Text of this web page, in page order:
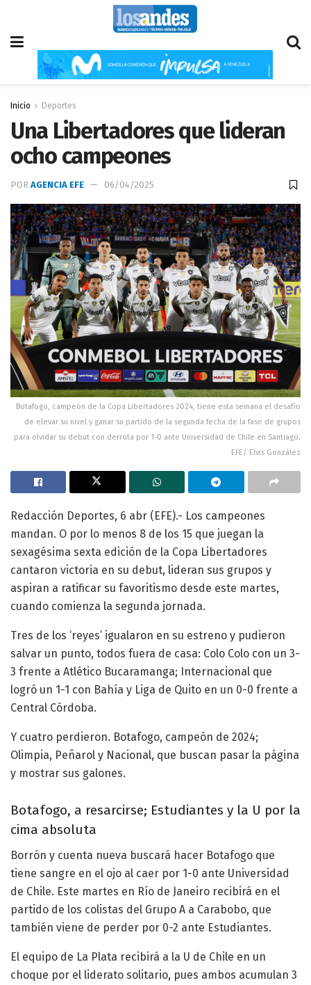
Inicio Deportes
Una Libertadores que lideran
ocho campeones
POR AGENCIA EFE 06/04/2025
Botafogo, campeón de la Copa Libertadores 2024, tiene esta semana el desafío
de elevar su nivel y ganar su partido de la segunda fecha de la fase de grupos
para olvidar su debut con derrota por 1-0 ante Universidad de Chile en Santiago.
EFE/ Elvis González
Redacción Deportes, 6 abr (EFE).- Los campeones
mandan. O por lo menos 8 de los 15 que juegan la
sexagésima sexta edición de la Copa Libertadores
cantaron victoria en su debut, lideran sus grupos y
aspiran a ratificar su favoritismo desde este martes,
cuando comienza la segunda jornada.
Tres de los ‘reyes’ igualaron en su estreno y pudieron
salvar un punto, todos fuera de casa: Colo Colo con un 3-
3 frente a Atlético Bucaramanga; Internacional que
logró un 1-1 con Bahía y Liga de Quito en un 0-0 frente a
Central Córdoba.
Y cuatro perdieron. Botafogo, campeón de 2024;
Olimpia, Peñarol y Nacional, que buscan pasar la página
y mostrar sus galones.
Botafogo, a resarcirse; Estudiantes y la U por la
cima absoluta
Borrón y cuenta nueva buscará hacer Botafogo que
tiene sangre en el ojo al caer por 1-0 ante Universidad
de Chile. Este martes en Río de Janeiro recibirá en el
partido de los colistas del Grupo A a Carabobo, que
también viene de perder por 0-2 ante Estudiantes.
El equipo de La Plata recibirá a la U de Chile en un
choque por el liderato solitario, pues ambos acumulan 3